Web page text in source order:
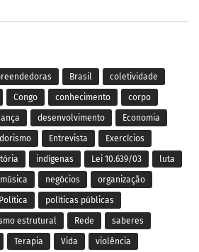
Brasil coletividade
Congo conhecimento corpo
desenvolvimento Economia
Entrevista Exercícios
indígenas Lei 10.639/03 luta
música negócios organização
Política políticas públicas
estrutural Rede saberes
Terapia Vida violência